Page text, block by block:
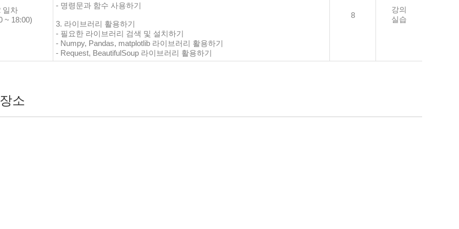
일차
~ 18:00)
- 명령문과 함수 사용하기
3. 라이브러리 활용하기
- 필요한 라이브러리 검색 및 설치하기
- Numpy, Pandas, matplotlib 라이브러리 활용하기
- Request, BeautifulSoup 라이브러리 활용하기
8
강의
실습
소